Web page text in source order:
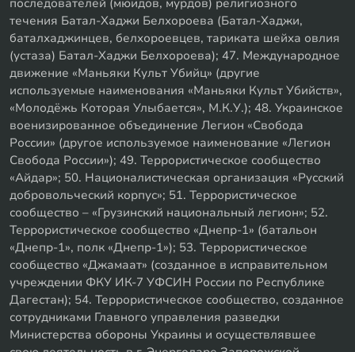
течения Батал-Хаджи Белхороева (Батал-Хаджи,
баталхаджинцев, белхороевцев, тариката шейха овлия
(устаза) Батал-Хаджи Белхороева); 47. Международное
движение «Маньяки Культ Убийц» (другие
используемые наименования «Маньяки Культ Убийств»,
«Молодёжь Которая Улыбается», М.К.У.); 48. Украинское
военизированное объединение Легион «Свобода
России» (другое используемое наименование «Легион
Свобода России»); 49. Террористическое сообщество
«Айдар»; 50. Националистическая организация «Русский
добровольческий корпус»; 51. Террористическое
сообщество – «Грузинский национальный легион»; 52.
Террористическое сообщество «Днепр-1» (батальон
«Днепр-1», полк «Днепр-1»); 53. Террористическое
сообщество «Джамаат» (созданное в исправительном
учреждении ФКУ ИК-7 УФСИН России по Республике
Дагестан); 54. Террористическое сообщество, созданное
сотрудниками Главного управления разведки
Министерства обороны Украины и осуществлявшее